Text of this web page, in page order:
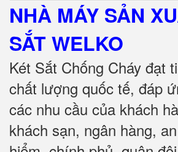
NHÀ MÁY SẢN
SẮTWELKO
Két Sắt Chống Cháy đạt
chất lượng quốc tế, đáp
các nhu cầu của khách
khách sạn, ngân hàng,